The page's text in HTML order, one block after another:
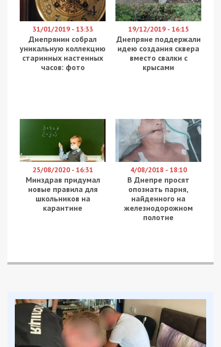
31/01/2019 - 13:33
Днепрянин собрал
уникальную коллекцию
старинных настенных
часов: фото
19/12/2019 - 16:15
Днепряне поддержали
идею создания сквера
вместо свалки с
крысами
25/08/2020 - 16:31
Минздрав придумал
новые правила для
школьников на
карантине
4/08/2018 - 18:10
В Днепре просят
опознать парня,
найденного на
железнодорожном
полотне